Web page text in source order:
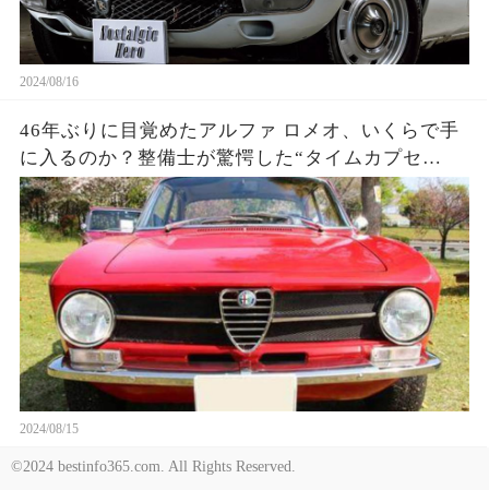
2024/08/16
46年ぶりに目覚めたアルファ ロメオ、いくらで手
に入るのか？整備士が驚愕した“タイムカプセ
ル”の中身！
2024/08/15
©2024 bestinfo365.com. All Rights Reserved.